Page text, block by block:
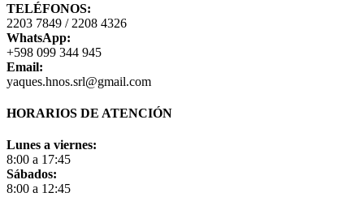
TELÉFONOS:
2203 7849 / 2208 4326
WhatsApp:
+598 099 344 945
Email:
yaques.hnos.srl@gmail.com
HORARIOS DE ATENCIÓN
Lunes a viernes:
8:00 a 17:45
Sábados:
8:00 a 12:45